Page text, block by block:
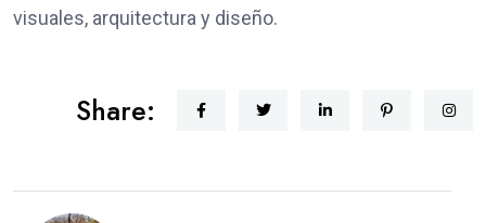
visuales, arquitectura y diseño.
Share: